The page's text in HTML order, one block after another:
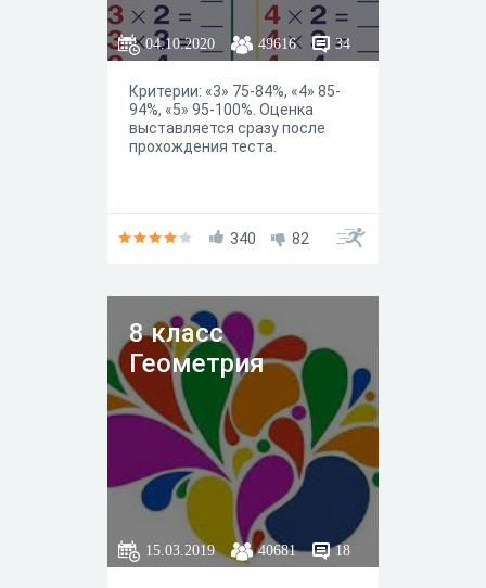
04.10.2020 49616 34
Критерии: «3» 75-84%, «4» 85-
94%, «5» 95-100%. Оценка
выставляется сразу после
прохождения теста.
340 82
8 класс
Геометрия
15.03.2019 40681 18